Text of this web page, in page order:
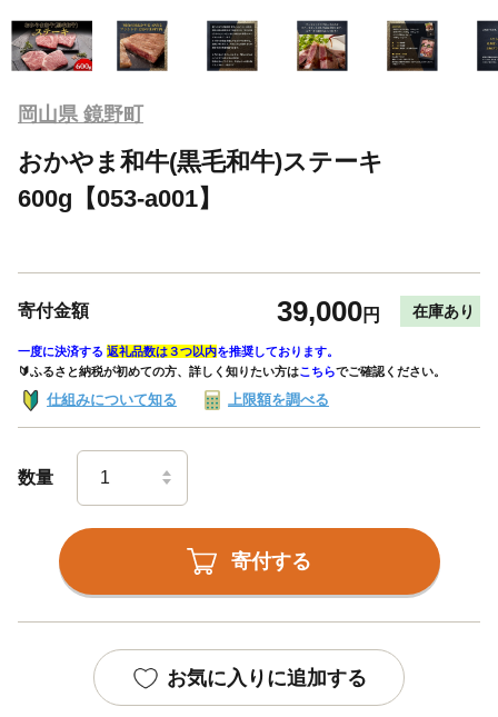
岡山県 鏡野町
おかやま和牛(黒毛和牛)ステーキ
600g【053-a001】
寄付金額 39,000円 在庫あり
一度に決済する 返礼品数は３つ以内を推奨しております。
🔰ふるさと納税が初めての方、詳しく知りたい方はこちらでご確認ください。
仕組みについて知る 上限額を調べる
数量
寄付する
お気に入りに追加する